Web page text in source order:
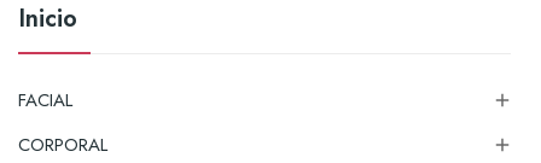
Inicio
FACIAL 
CORPORAL 